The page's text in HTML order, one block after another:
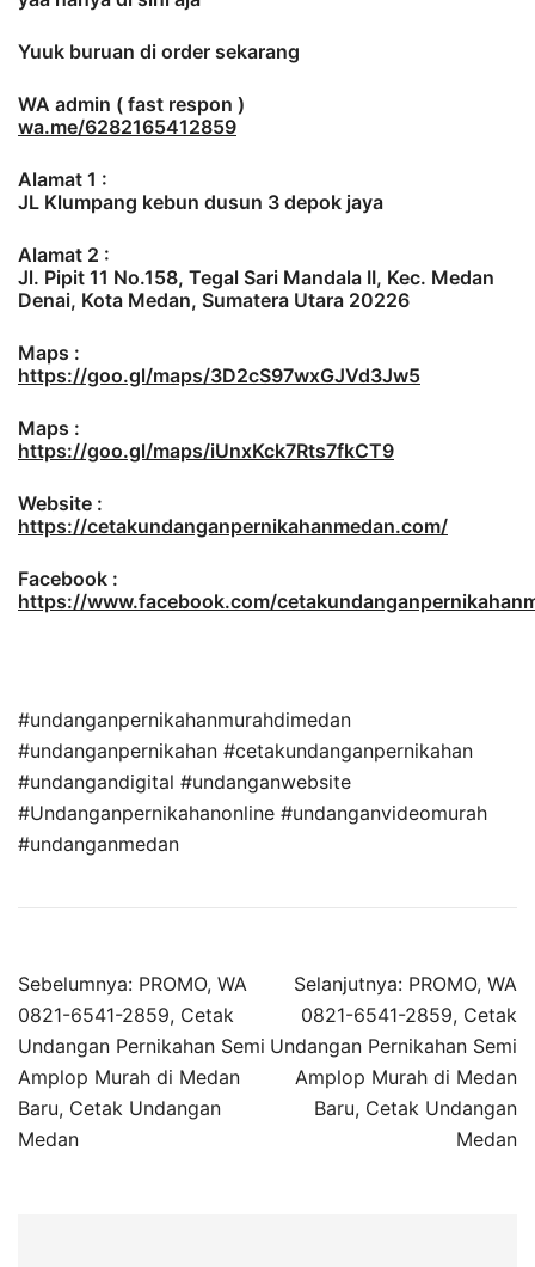
Yuuk buruan di order sekarang
WA admin ( fast respon )
wa.me/6282165412859
Alamat 1 :
JL Klumpang kebun dusun 3 depok jaya
Alamat 2 :
Jl. Pipit 11 No.158, Tegal Sari Mandala II, Kec. Medan
Denai, Kota Medan, Sumatera Utara 20226
Maps :
https://goo.gl/maps/3D2cS97wxGJVd3Jw5
Maps :
https://goo.gl/maps/iUnxKck7Rts7fkCT9
Website :
https://cetakundanganpernikahanmedan.com/
Facebook :
https://www.facebook.com/
#undanganpernikahanmurahdimedan
#undanganpernikahan #cetakundanganpernikahan
#undangandigital #undanganwebsite
#Undanganpernikahanonline #undanganvideomurah
#undanganmedan
Sebelumnya: PROMO, WA
0821-6541-2859, Cetak
Undangan Pernikahan Semi
Amplop Murah di Medan
Baru, Cetak Undangan
Medan
Selanjutnya: PROMO, WA
0821-6541-2859, Cetak
Undangan Pernikahan Semi
Amplop Murah di Medan
Baru, Cetak Undangan
Medan